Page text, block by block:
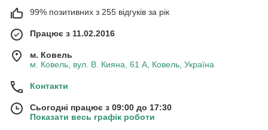
99% позитивних з 255 відгуків за рік
Працює з 11.02.2016
м. Ковель
м. Ковель, вул. В. Кияна, 61 А, Ковель, Україна
Контакти
Сьогодні працює з 09:00 до 17:30
Показати весь графік роботи